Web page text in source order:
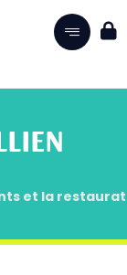
et la